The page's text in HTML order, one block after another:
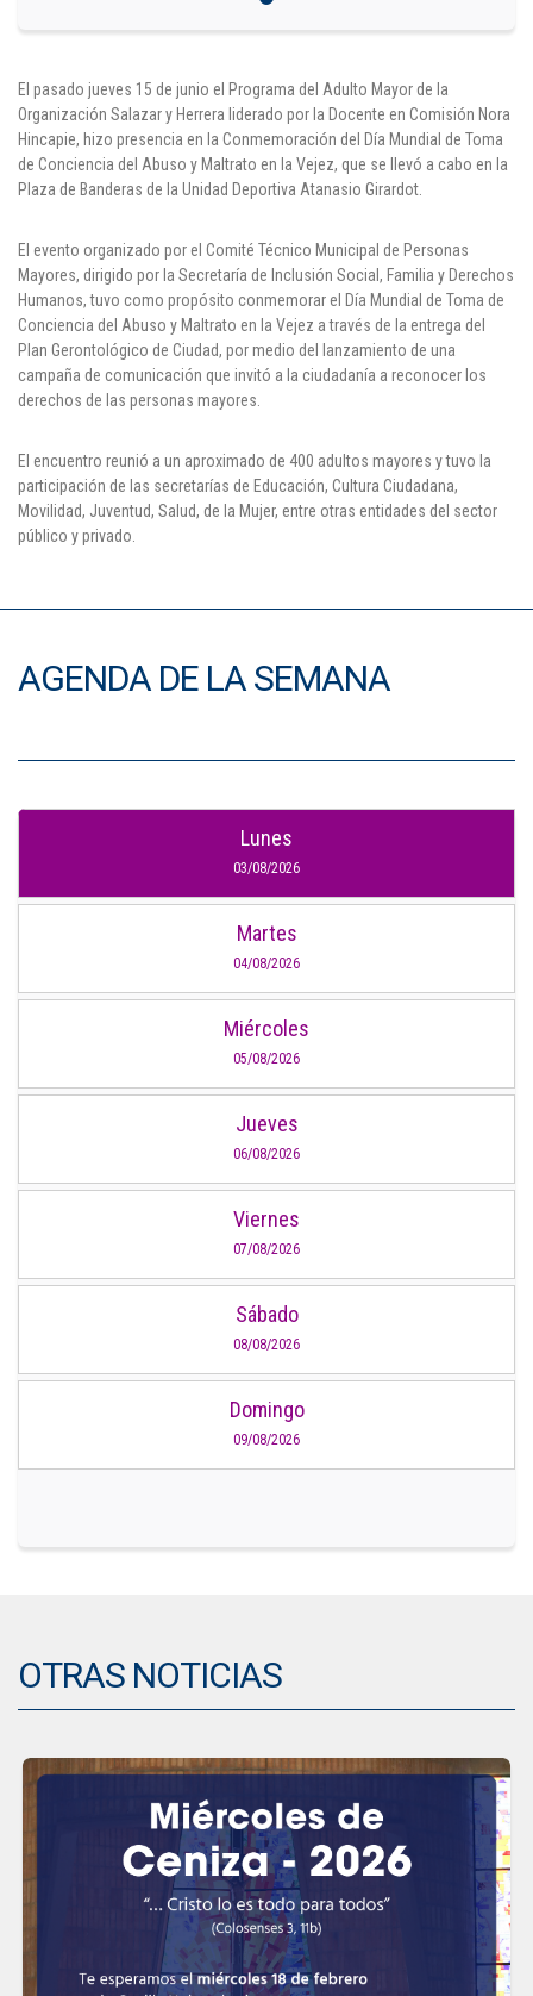
El pasado jueves 15 de junio el Programa del Adulto Mayor de la
Organización Salazar y Herrera liderado por la Docente en Comisión Nora
Hincapie, hizo presencia en la Conmemoración del Día Mundial de Toma
de Conciencia del Abuso y Maltrato en la Vejez, que se llevó a cabo en la
Plaza de Banderas de la Unidad Deportiva Atanasio Girardot.
El evento organizado por el Comité Técnico Municipal de Personas
Mayores, dirigido por la Secretaría de Inclusión Social, Familia y Derechos
Humanos, tuvo como propósito conmemorar el Día Mundial de Toma de
Conciencia del Abuso y Maltrato en la Vejez a través de la entrega del
Plan Gerontológico de Ciudad, por medio del lanzamiento de una
campaña de comunicación que invitó a la ciudadanía a reconocer los
derechos de las personas mayores.
El encuentro reunió a un aproximado de 400 adultos mayores y tuvo la
participación de las secretarías de Educación, Cultura Ciudadana,
Movilidad, Juventud, Salud, de la Mujer, entre otras entidades del sector
público y privado.
AGENDA DE LA SEMANA
Lunes
03/08/2026
Martes
04/08/2026
Miércoles
05/08/2026
Jueves
06/08/2026
Viernes
07/08/2026
Sábado
08/08/2026
Domingo
09/08/2026
OTRAS NOTICIAS
Pagos
Puntos de pago
Empleo
Contáctanos
Comunícate con nosotros
Línea de Atención al Cliente
(+57) (4) 4 600 700
Medellín - Colombia - Suramérica